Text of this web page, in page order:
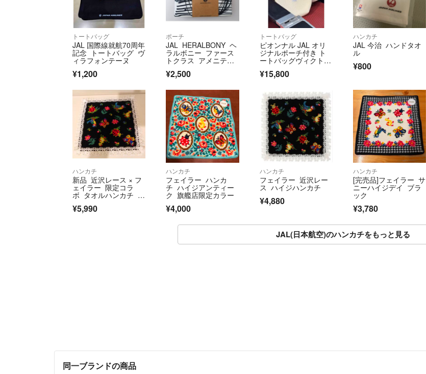
トートバッグ
JAL 国際線就航70周年
記念 トートバッグ ヴ
ィラフォンテーヌ
¥1,200
ポーチ
JAL HERALBONY ヘ
ラルボニー ファース
トクラス アメニテ
ィ ポーチ
¥2,500
トートバッグ
ピオンナル JAL オリ
ジナルポーチ付き ト
ートバッグヴィクトリ
ア 新品
¥15,800
ハンカチ
JAL 今治 ハンドタオ
ル
¥800
ハンカチ
新品 近沢レース × フ
ェイラー 限定コラ
ボ タオルハンカチ ハ
イジ ブラック
¥5,990
ハンカチ
フェイラー ハンカ
チ ハイジアンティー
ク 旗艦店限定カラー
¥4,000
ハンカチ
フェイラー 近沢レー
ス ハイジハンカチ
¥4,880
ハンカチ
[完売品]フェイラー サ
ニーハイジデイ ブラ
ック
¥3,780
JAL(日本航空)のハンカチをもっと見る
同一ブランドの商品